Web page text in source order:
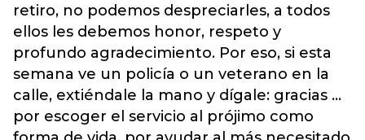
retiro, no podemos despreciarles, a todos
ellos les debemos honor, respeto y
profundo agradecimiento. Por eso, si esta
semana ve un policía o un veterano en la
calle, extiéndale la mano y dígale: gracias …
por escoger el servicio al prójimo como